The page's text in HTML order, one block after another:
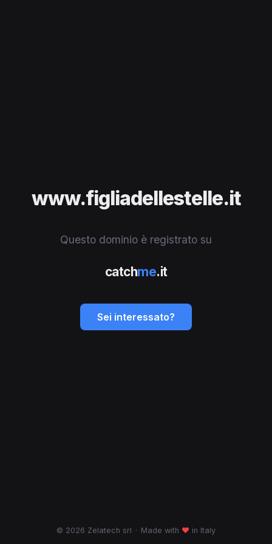
www.figliadellestelle.it
Questo dominio è registrato su
catchme.it
Sei interessato?
© 2026 Zelatech srl · Made with ♥ in Italy